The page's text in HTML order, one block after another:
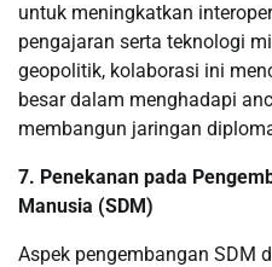
untuk meningkatkan
pengajaran serta teknologi
geopolitik, kolaborasi ini
besar dalam menghadapi
membangun jaringan
7. Penekanan pada
Manusia (SDM)
Aspek pengembangan SDM